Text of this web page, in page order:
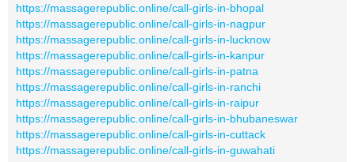
https://massagerepublic.online/call-girls-in-bhopal
https://massagerepublic.online/call-girls-in-nagpur
https://massagerepublic.online/call-girls-in-lucknow
https://massagerepublic.online/call-girls-in-kanpur
https://massagerepublic.online/call-girls-in-patna
https://massagerepublic.online/call-girls-in-ranchi
https://massagerepublic.online/call-girls-in-raipur
https://massagerepublic.online/call-girls-in-bhubaneswar
https://massagerepublic.online/call-girls-in-cuttack
https://massagerepublic.online/call-girls-in-guwahati